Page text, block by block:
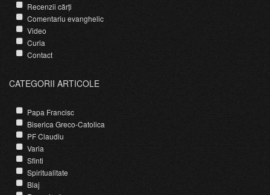
Recenzii cărți
Comentariu evanghelic
Video
Curia
Contact
CATEGORII ARTICOLE
Papa Francisc
Biserica Greco-Catolica
PF Claudiu
Varia
Sfinti
Spiritualitate
Blaj